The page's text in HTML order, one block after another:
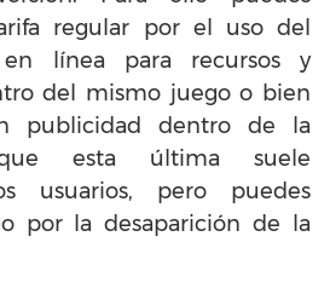
regular por el uso del
en línea para recursos y
del mismo juego o bien
publicidad dentro de la
esta última suele
usuarios, pero puedes
por la desaparición de la